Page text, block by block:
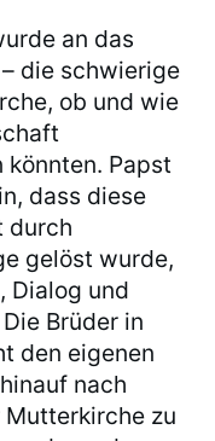
an das
die schwierige
ob und wie
könnten. Papst
dass diese
durch
gelöst wurde,
Dialog und
Brüder in
den eigenen
nach
zu